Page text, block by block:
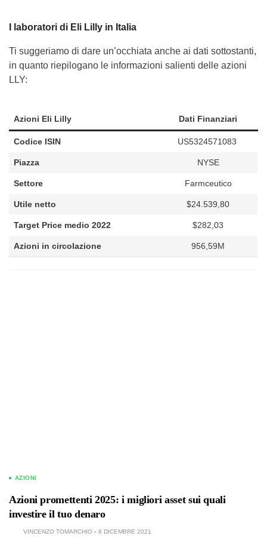
I laboratori di Eli Lilly in Italia
Ti suggeriamo di dare un’occhiata anche ai dati sottostanti,
in quanto riepilogano le informazioni salienti delle azioni
LLY:
Azioni Eli Lilly Dati Finanziari
Codice ISIN US5324571083
Piazza NYSE
Settore Farmceutico
Utile netto $24.539,80
Target Price medio 2022 $282,03
Azioni in circolazione 956,59M
AZIONI
Azioni promettenti 2025: i migliori asset sui quali
investire il tuo denaro
VINCENZO TOMARCHIO 6 DICEMBRE 2021